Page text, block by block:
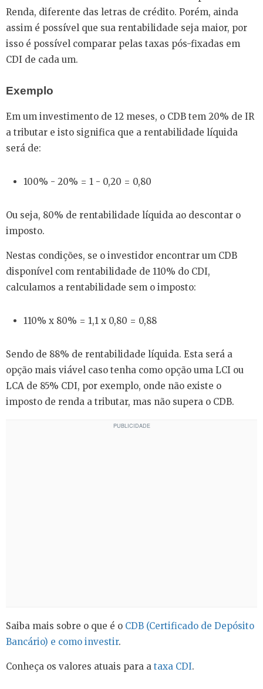
Renda, diferente das letras de crédito. Porém, ainda
assim é possível que sua rentabilidade seja maior, por
isso é possível comparar pelas taxas pós-fixadas em
CDI de cada um.
Exemplo
Em um investimento de 12 meses, o CDB tem 20% de IR
a tributar e isto significa que a rentabilidade líquida
será de:
100% - 20% = 1 - 0,20 = 0,80
Ou seja, 80% de rentabilidade líquida ao descontar o
imposto.
Nestas condições, se o investidor encontrar um CDB
disponível com rentabilidade de 110% do CDI,
calculamos a rentabilidade sem o imposto:
110% x 80% = 1,1 x 0,80 = 0,88
Sendo de 88% de rentabilidade líquida. Esta será a
opção mais viável caso tenha como opção uma LCI ou
LCA de 85% CDI, por exemplo, onde não existe o
imposto de renda a tributar, mas não supera o CDB.
Saiba mais sobre o que é o CDB (Certificado de Depósito
Bancário) e como investir.
Conheça os valores atuais para a taxa CDI.